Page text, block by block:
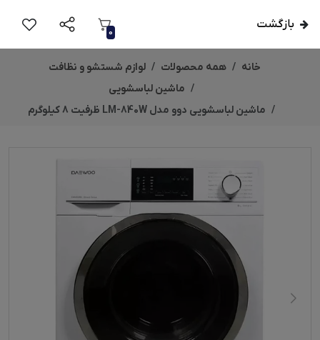
بازگشت
0
خانه همه محصولات
لوازم شستشو و نظافت
ماشین لباسشویی
ماشین لباسشویی دوو مدل LM-840W ظرفیت 8 کیلوگرم